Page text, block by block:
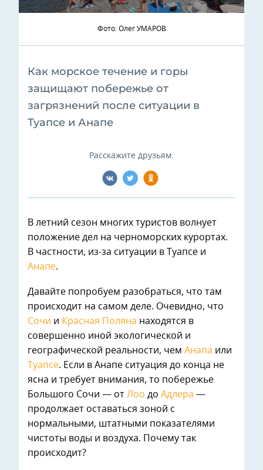
Фото: Олег УМАРОВ
Как морское течение и горы
защищают побережье от
загрязнений после ситуации в
Туапсе и Анапе
Расскажите друзьям:
В летний сезон многих туристов волнует
положение дел на черноморских курортах.
В частности, из-за ситуации в Туапсе и
Анапе.
Давайте попробуем разобраться, что там
происходит на самом деле. Очевидно, что
Сочи и Красная Поляна находятся в
совершенно иной экологической и
географической реальности, чем Анапа или
Туапсе. Если в Анапе ситуация до конца не
ясна и требует внимания, то побережье
Большого Сочи — от Лоо до Адлера —
продолжает оставаться зоной с
нормальными, штатными показателями
чистоты воды и воздуха. Почему так
происходит?